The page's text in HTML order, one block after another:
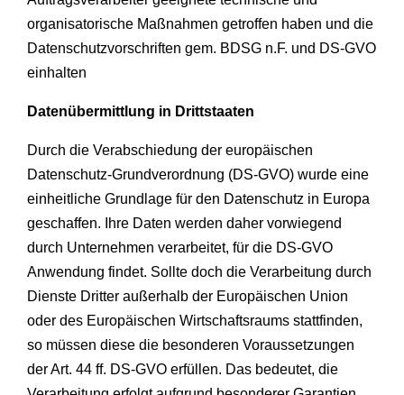
organisatorische Maßnahmen getroffen haben und die
Datenschutzvorschriften gem. BDSG n.F. und DS-GVO
einhalten
Datenübermittlung in Drittstaaten
Durch die Verabschiedung der europäischen
Datenschutz-Grundverordnung (DS-GVO) wurde eine
einheitliche Grundlage für den Datenschutz in Europa
geschaffen. Ihre Daten werden daher vorwiegend
durch Unternehmen verarbeitet, für die DS-GVO
Anwendung findet. Sollte doch die Verarbeitung durch
Dienste Dritter außerhalb der Europäischen Union
oder des Europäischen Wirtschaftsraums stattfinden,
so müssen diese die besonderen Voraussetzungen
der Art. 44 ff. DS-GVO erfüllen. Das bedeutet, die